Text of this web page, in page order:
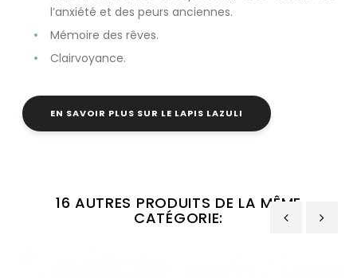
l’anxiété et des peurs anciennes.
Mémoire des rêves.
Clairvoyance.
EN SAVOIR PLUS SUR LE LAPIS LAZULI
16 AUTRES PRODUITS DE LA MÊME
CATÉGORIE: